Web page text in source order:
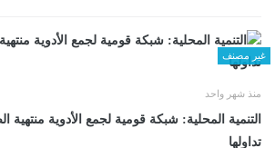
غير مصنف
منذ شهر واحد
التنمية المحلية: شبكة قومية لجمع الأدوية منتهية
تداولها